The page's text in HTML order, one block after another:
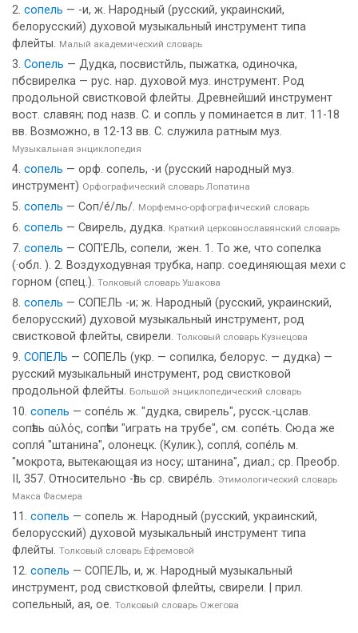
сопель — -и, ж. Народный (русский, украинский,
белорусский) духовой музыкальный инструмент типа
флейты. Малый академический словарь
Сопель — Дудка, посвистйль, пыжатка, одиночка,
пбсвирелка — рус. нар. духовой муз. инструмент. Род
продольной свистковой флейты. Древнейший инструмент
вост. славян; под назв. С. и сопль у поминается в лит. 11-18
вв. Возможно, в 12-13 вв. С. служила ратным муз.
Музыкальная энциклопедия
сопель — орф. сопель, -и (русский народный муз.
инструмент) Орфографический словарь Лопатина
сопель — Соп/е́/ль/. Морфемно-орфографический словарь
сопель — Свирель, дудка. Краткий церковнославянский словарь
сопель — СОП’ЕЛЬ, сопели, ·жен. 1. То же, что сопелка
(·обл. ). 2. Воздуходувная трубка, напр. соединяющая мехи с
горном (спец.). Толковый словарь Ушакова
сопель — СОПЕЛЬ -и; ж. Народный (русский, украинский,
белорусский) духовой музыкальный инструмент, род
свистковой флейты, свирели. Толковый словарь Кузнецова
СОПЕЛЬ — СОПЕЛЬ (укр. — сопилка, белорус. — дудка) —
русский музыкальный инструмент, род свистковой
продольной флейты. Большой энциклопедический словарь
сопель — сопе́ль ж. "дудка, свирель", русск.-цслав.
сопѣль αὑλός, сопѣти "играть на трубе", см. сопе́ть. Сюда же
сопля́ "штанина", олонецк. (Кулик.), сопля́, сопе́ль м.
"мокрота, вытекающая из носу; штанина", диал.; ср. Преобр.
II, 357. Относительно -ѣль ср. свире́ль. Этимологический словарь
Макса Фасмера
сопель — сопель ж. Народный (русский, украинский,
белорусский) духовой музыкальный инструмент типа
флейты. Толковый словарь Ефремовой
сопель — СОПЕЛЬ, и, ж. Народный музыкальный
инструмент, род свистковой флейты, свирели. | прил.
сопельный, ая, ое. Толковый словарь Ожегова